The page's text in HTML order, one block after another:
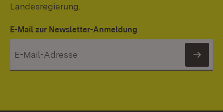
Landesregierung.
E-Mail zur Newsletter-Anmeldung